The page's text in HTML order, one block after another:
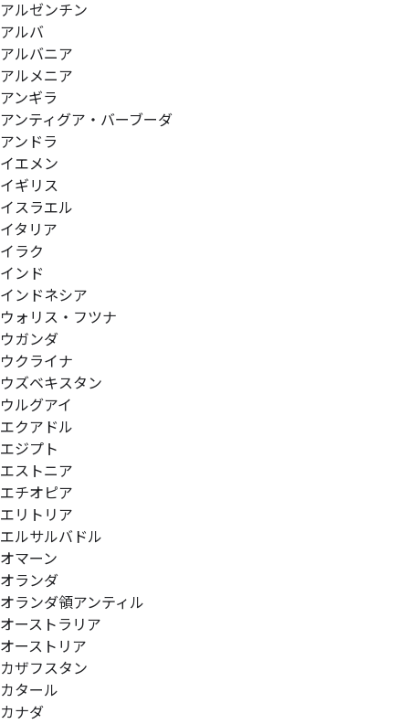
アルゼンチン
アルバ
アルバニア
アルメニア
アンギラ
アンティグア・バーブーダ
アンドラ
イエメン
イギリス
イスラエル
イタリア
イラク
インド
インドネシア
ウォリス・フツナ
ウガンダ
ウクライナ
ウズベキスタン
ウルグアイ
エクアドル
エジプト
エストニア
エチオピア
エリトリア
エルサルバドル
オマーン
オランダ
オランダ領アンティル
オーストラリア
オーストリア
カザフスタン
カタール
カナダ